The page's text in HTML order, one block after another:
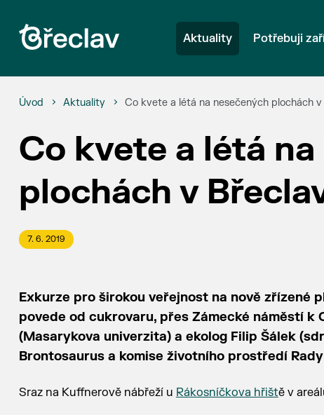
Aktuality Potřebuji
Úvod Aktuality Co kvete a létá na nesečených plochách v
Co kvete a létá
plochách v
7. 6. 2019
Exkurze pro širokou veřejnost na nově zřízené
povede od cukrovaru, přes Zámecké náměstí
(Masarykova univerzita) a ekolog Filip Šálek
Brontosaurus a komise životního prostředí
Sraz na Kuffnerově nábřeží u Rákosníčkova hřiště v